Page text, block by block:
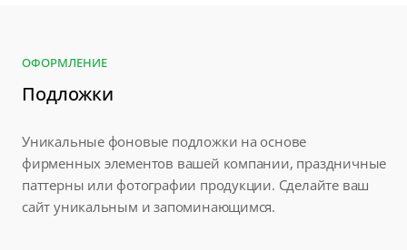
ОФОРМЛЕНИЕ
Подложки
Уникальные фоновые подложки на основе
фирменных элементов вашей компании, праздничные
паттерны или фотографии продукции. Сделайте ваш
сайт уникальным и запоминающимся.